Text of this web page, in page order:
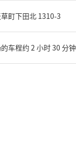
町下田北 1310-3
车程约 2 小时 30 分钟